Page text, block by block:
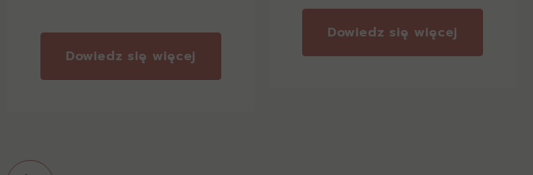
Dowiedz się więcej
Dowiedz się więcej